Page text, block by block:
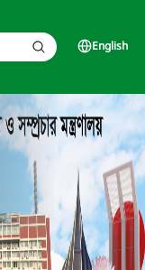
English